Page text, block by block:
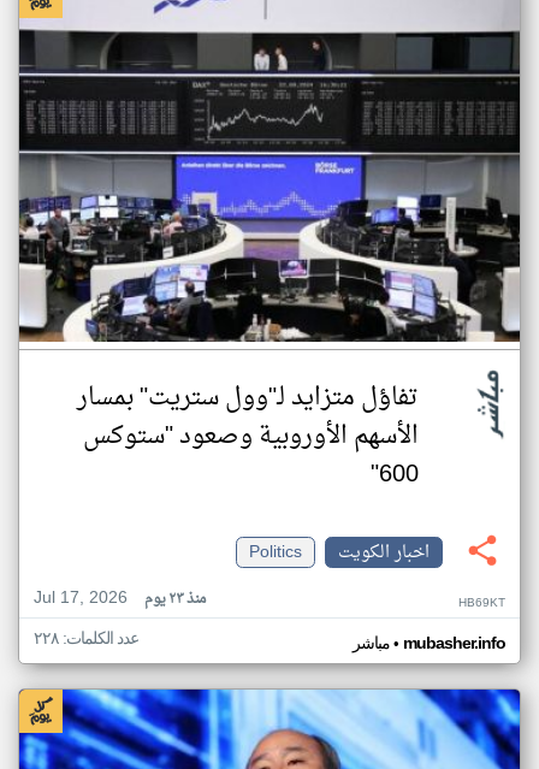
تفاؤل متزايد لـ"وول ستريت" بمسار
الأسهم الأوروبية وصعود "ستوكس
600"
اخبار الكويت
Politics
Jul 17, 2026
منذ ٢٣ يوم HB69KT
مباشر• mubasher.info عدد الكلمات: ٢٢٨